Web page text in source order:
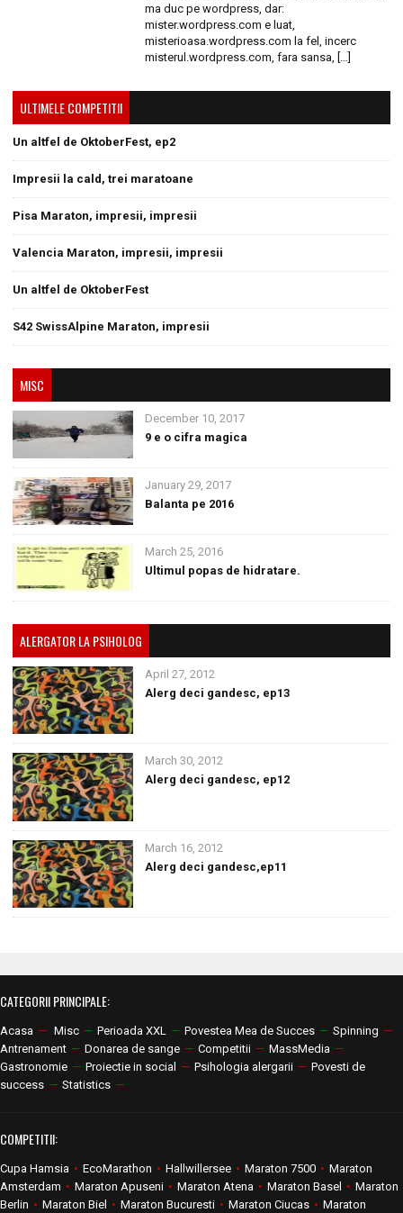
ma duc pe wordpress, dar:
mister.wordpress.com e luat,
misterioasa.wordpress.com la fel, incerc
misterul.wordpress.com, fara sansa, […]
ULTIMELE COMPETITII
Un altfel de OktoberFest, ep2
Impresii la cald, trei maratoane
Pisa Maraton, impresii, impresii
Valencia Maraton, impresii, impresii
Un altfel de OktoberFest
S42 SwissAlpine Maraton, impresii
MISC
December 10, 2017
9 e o cifra magica
January 29, 2017
Balanta pe 2016
March 25, 2016
Ultimul popas de hidratare.
ALERGATOR LA PSIHOLOG
April 27, 2012
Alerg deci gandesc, ep13
March 30, 2012
Alerg deci gandesc, ep12
March 16, 2012
Alerg deci gandesc,ep11
CATEGORII PRINCIPALE:
Acasa — Misc — Perioada XXL — Povestea Mea de Succes — Spinning —
Antrenament — Donarea de sange — Competitii — MassMedia —
Gastronomie — Proiectie in social — Psihologia alergarii — Povesti de
success — Statistics —
COMPETITII:
Cupa Hamsia • EcoMarathon • Hallwillersee • Maraton 7500 • Maraton
Amsterdam • Maraton Apuseni • Maraton Atena • Maraton Basel • Maraton
Berlin • Maraton Biel • Maraton Bucuresti • Maraton Ciucas • Maraton